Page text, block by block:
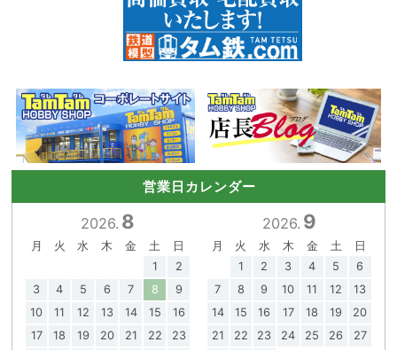
営業日カレンダー
2026. 8
月 火 水 木 金 土
日
1
2
3
4 5 6 7 8
9
10
11 12 13 14 15
16
17
18 19 20 21 22
23
2026. 9
月 火 水 木 金 土
日
1
2 3 4 5
6
7
8 9 10 11 12
13
14
15 16 17 18 19
20
21
22 23 24 25 26
27